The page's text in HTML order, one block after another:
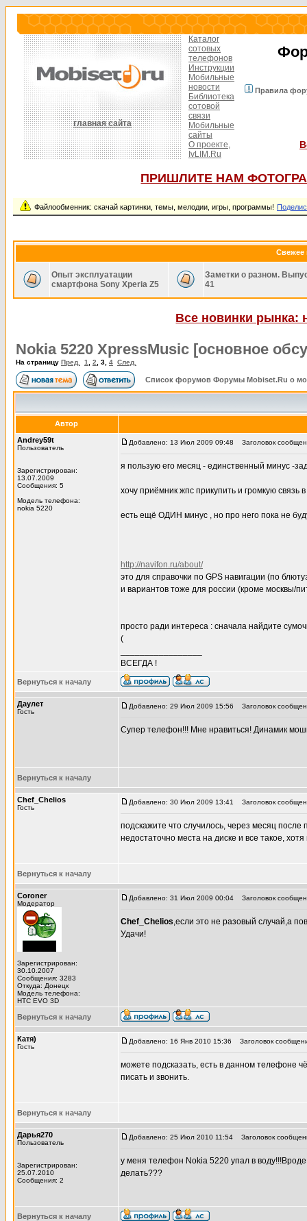
главная сайта
Каталог
сотовых
телефонов
Инструкции
Мобильные
новости
Библиотека
сотовой
связи
Мобильные
сайты
О проекте,
IvLIM.Ru
Правила
ПРИШЛИТЕ НАМ
Файлообменник: скачай картинки, темы, мелодии, игры, программы!
Свежее
Опыт эксплуатации
смартфона Sony Xperia Z5
Заметки о разном.
41
Все новинки рынка:
Nokia 5220 XpressMusic [основное
На страницу Пред. 1 2 3 4 След.
Список форумов Форумы Mobiset.Ru о
Автор
Andrey59t
Пользователь
Зарегистрирован:
13.07.2009
Сообщения: 5
Модель телефона:
nokia 5220
Добавлено: 13 Июл 2009 09:48 Заголовок
я пользую его месяц - единственный минус -
хочу приёмник жпс прикупить и громкую связь
есть ещё ОДИН минус , но про него пока не
http://navifon.ru/about/
это для справочки по GPS навигации (по
и вариантов тоже для россии (кроме москвы/
просто ради интереса : сначала найдите
(
ВСЕГДА !
Вернуться к началу
Даулет
Гость
Добавлено: 29 Июл 2009 15:56 Заголовок
Супер телефон!!! Мне нравиться! Динамик
Вернуться к началу
Chef_Chelios
Гость
Добавлено: 30 Июл 2009 13:41 Заголовок
подскажите что случилось, через месяц
недостаточно места на диске и все такое,
Вернуться к началу
Coroner
Модератор
Зарегистрирован:
30.10.2007
Сообщения: 3283
Откуда: Донецк
Модель телефона:
HTC EVO 3D
Добавлено: 31 Июл 2009 00:04 Заголовок
Chef_Chelios,если это не разовый случай,а
Удачи!
Вернуться к началу
Катя)
Гость
Добавлено: 16 Янв 2010 15:36 Заголовок
можете подсказать, есть в данном телефоне
писать и звонить.
Вернуться к началу
Дарья270
Пользователь
Зарегистрирован:
25.07.2010
Сообщения: 2
Добавлено: 25 Июл 2010 11:54 Заголовок
у меня телефон Nokia 5220 упал в
делать???
Вернуться к началу